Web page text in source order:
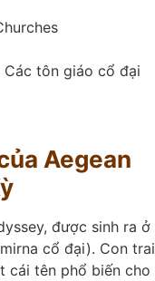
Các tôn giáo cổ đại
Aegean
được sinh ra ở
cổ đại). Con trai
cái tên phổ biến cho